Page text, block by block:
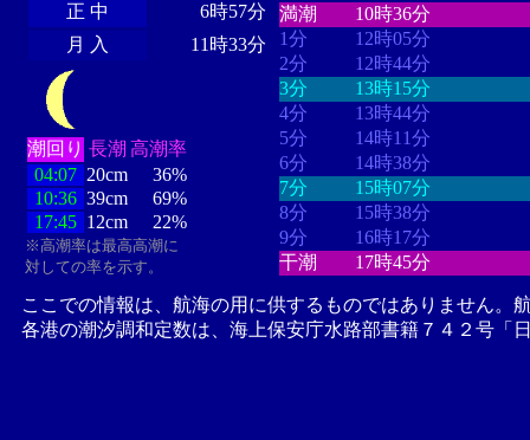
正 中
6時57分
月 入
11時33分
潮回り 長潮 高潮率
04:07 20cm
36%
10:36 39cm
69%
17:45 12cm 22%
※高潮率は最高高潮に
対しての率を示す。
満潮
10時36分
1分
12時05分
2分
12時44分
3分
13時15分
4分
13時44分
5分
14時11分
6分
14時38分
7分
15時07分
8分
15時38分
9分
16時17分
干潮
17時45分
ここでの情報は、航海の用に供するものではありません。
各港の潮汐調和定数は、海上保安庁水路部書籍７４２号「